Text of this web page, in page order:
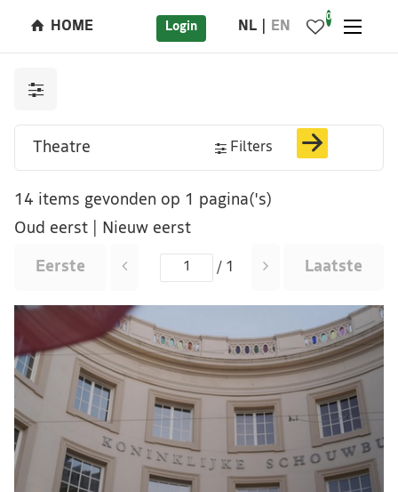
HOME Login NL EN
0
Filters
14 items gevonden op 1 pagina('s)
Oud eerst
Nieuw eerst
Eerste / 1 Laatste